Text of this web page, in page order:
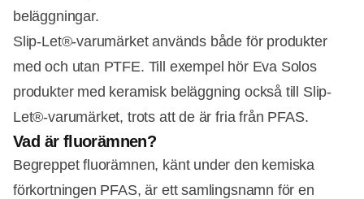
beläggningar.
Slip-Let®-varumärket används både för produkter
med och utan PTFE. Till exempel hör Eva Solos
produkter med keramisk beläggning också till Slip-
Let®-varumärket, trots att de är fria från PFAS.
Vad är fluorämnen?
Begreppet fluorämnen, känt under den kemiska
förkortningen PFAS, är ett samlingsnamn för en